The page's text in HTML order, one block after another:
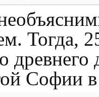
Тогда,
Софии в